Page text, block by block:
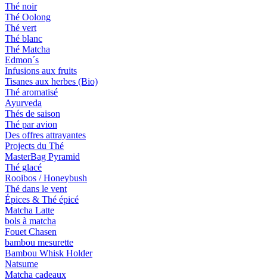
Thé noir
Thé Oolong
Thé vert
Thé blanc
Thé Matcha
Edmon´s
Infusions aux fruits
Tisanes aux herbes (Bio)
Thé aromatisé
Ayurveda
Thés de saison
Thé par avion
Des offres attrayantes
Projects du Thé
MasterBag Pyramid
Thé glacé
Rooibos / Honeybush
Thé dans le vent
Épices & Thé épicé
Matcha Latte
bols à matcha
Fouet Chasen
bambou mesurette
Bambou Whisk Holder
Natsume
Matcha cadeaux